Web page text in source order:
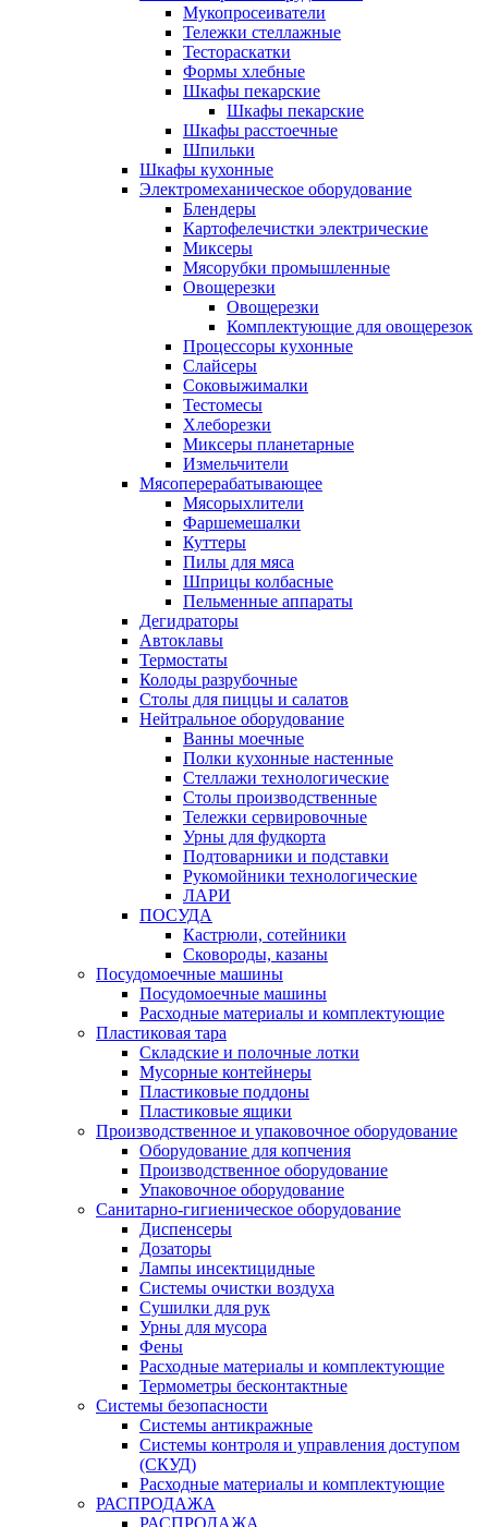
Мукопросеиватели
Тележки стеллажные
Тестораскатки
Формы хлебные
Шкафы пекарские
Шкафы пекарские
Шкафы расстоечные
Шпильки
Шкафы кухонные
Электромеханическое оборудование
Блендеры
Картофелечистки электрические
Миксеры
Мясорубки промышленные
Овощерезки
Овощерезки
Комплектующие для овощерезок
Процессоры кухонные
Слайсеры
Соковыжималки
Тестомесы
Хлеборезки
Миксеры планетарные
Измельчители
Мясоперерабатывающее
Мясорыхлители
Фаршемешалки
Куттеры
Пилы для мяса
Шприцы колбасные
Пельменные аппараты
Дегидраторы
Автоклавы
Термостаты
Колоды разрубочные
Столы для пиццы и салатов
Нейтральное оборудование
Ванны моечные
Полки кухонные настенные
Стеллажи технологические
Столы производственные
Тележки сервировочные
Урны для фудкорта
Подтоварники и подставки
Рукомойники технологические
ЛАРИ
ПОСУДА
Кастрюли, сотейники
Сковороды, казаны
Посудомоечные машины
Посудомоечные машины
Расходные материалы и комплектующие
Пластиковая тара
Складские и полочные лотки
Мусорные контейнеры
Пластиковые поддоны
Пластиковые ящики
Производственное и упаковочное оборудование
Оборудование для копчения
Производственное оборудование
Упаковочное оборудование
Санитарно-гигиеническое оборудование
Диспенсеры
Дозаторы
Лампы инсектицидные
Системы очистки воздуха
Сушилки для рук
Урны для мусора
Фены
Расходные материалы и комплектующие
Термометры бесконтактные
Системы безопасности
Системы антикражные
Системы контроля и управления доступом
(СКУД)
Расходные материалы и комплектующие
РАСПРОДАЖА
РАСПРОДАЖА